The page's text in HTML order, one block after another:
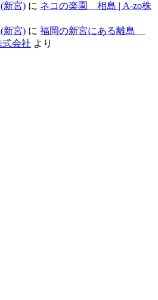
新宮) に ネコの楽園 相島 | A-zo株
新宮) に 福岡の新宮にある離島
式会社 より